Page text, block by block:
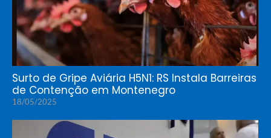
Surto de Gripe Aviária H5N1: RS Instala Barreiras
de Contenção em Montenegro
18/05/2025